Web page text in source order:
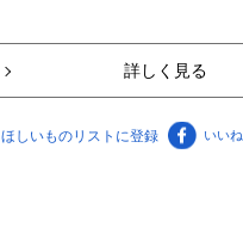
詳しく見る
ほしいものリストに登録 いいね